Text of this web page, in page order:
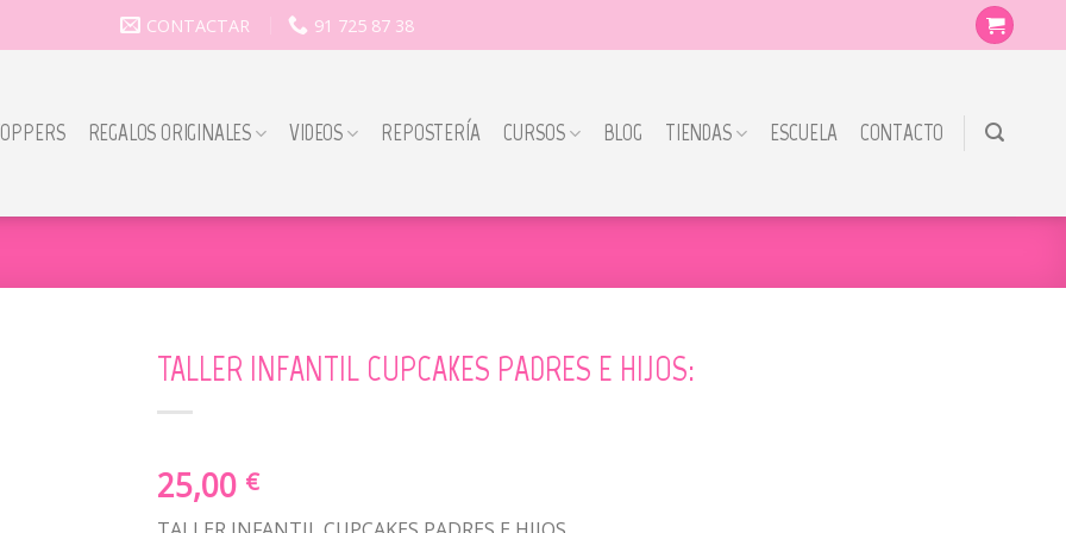
CONTACTAR 91 725 87 38
REGALOS ORIGINALES VIDEOS REPOSTERÍA CURSOS BLOG TIENDAS ESCUELA CONTACTO
TALLER INFANTIL CUPCAKES PADRES E HIJOS:
25,00 €